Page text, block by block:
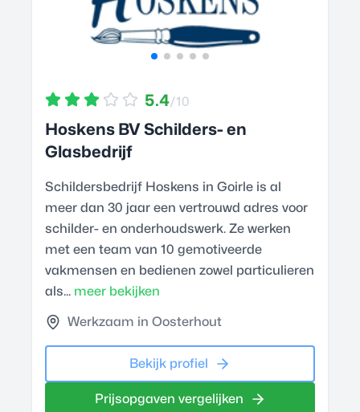
5.4/10
Hoskens BV Schilders- en
Glasbedrijf
Schildersbedrijf Hoskens in Goirle is al
meer dan 30 jaar een vertrouwd adres voor
schilder- en onderhoudswerk. Ze werken
met een team van 10 gemotiveerde
vakmensen en bedienen zowel particulieren
als... meer bekijken
Werkzaam in Oosterhout
Bekijk profiel
Prijsopgaven vergelijken